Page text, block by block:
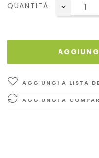
QUANTITÀ
AGGIUNGI A LISTA
AGGIUNGI A